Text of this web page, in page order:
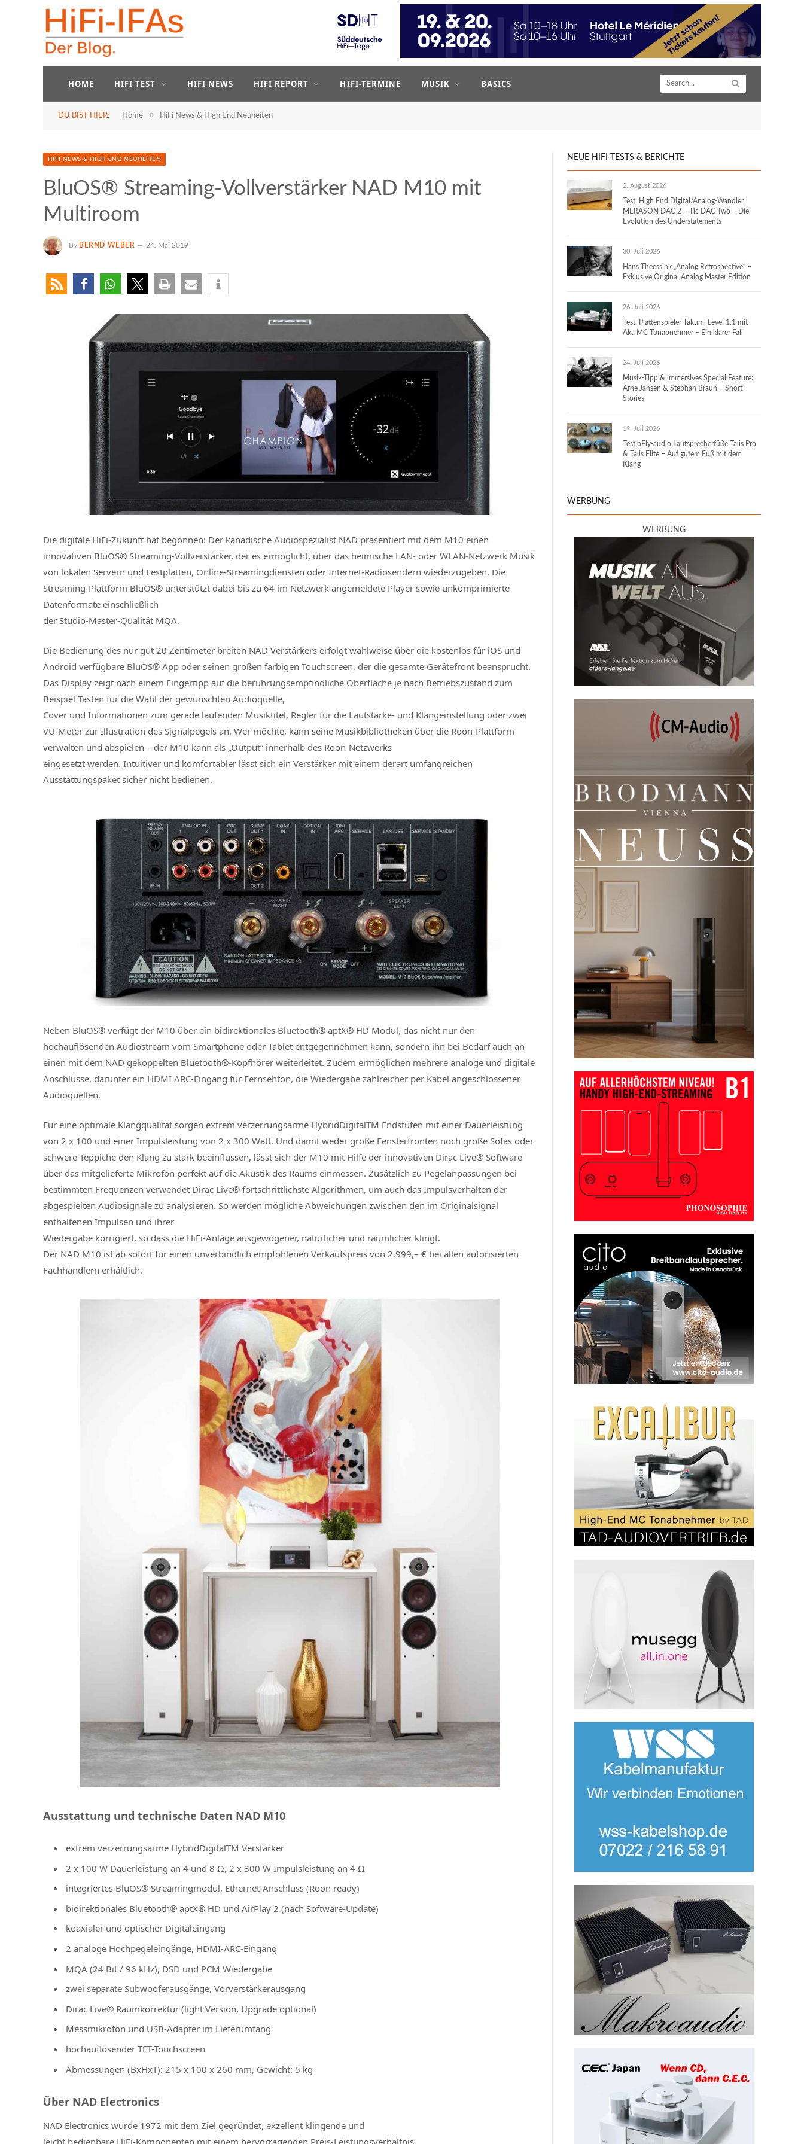
HOME HIFI TEST HIFI NEWS HIFI REPORT HIFI-TERMINE MUSIK BASICS
DU BIST HIER: Home » HiFi News & High End Neuheiten
HIFI NEWS & HIGH END NEUHEITEN
BluOS® Streaming-Vollverstärker NAD M10 mit
Multiroom
By BERND WEBER 24. Mai 2019
Die digitale HiFi-Zukunft hat begonnen: Der kanadische Audiospezialist NAD präsentiert mit dem M10 einen
innovativen BluOS® Streaming-Vollverstärker, der es ermöglicht, über das heimische LAN- oder WLAN-Netzwerk Musik
von lokalen Servern und Festplatten, Online-Streamingdiensten oder Internet-Radiosendern wiederzugeben. Die
Streaming-Plattform BluOS® unterstützt dabei bis zu 64 im Netzwerk angemeldete Player sowie unkomprimierte
Datenformate einschließlich
der Studio-Master-Qualität MQA.
Die Bedienung des nur gut 20 Zentimeter breiten NAD Verstärkers erfolgt wahlweise über die kostenlos für iOS und
Android verfügbare BluOS® App oder seinen großen farbigen Touchscreen, der die gesamte Gerätefront beansprucht.
Das Display zeigt nach einem Fingertipp auf die berührungsempfindliche Oberfläche je nach Betriebszustand zum
Beispiel Tasten für die Wahl der gewünschten Audioquelle,
Cover und Informationen zum gerade laufenden Musiktitel, Regler für die Lautstärke- und Klangeinstellung oder zwei
VU-Meter zur Illustration des Signalpegels an. Wer möchte, kann seine Musikbibliotheken über die Roon-Plattform
verwalten und abspielen – der M10 kann als „Output“ innerhalb des Roon-Netzwerks
eingesetzt werden. Intuitiver und komfortabler lässt sich ein Verstärker mit einem derart umfangreichen
Ausstattungspaket sicher nicht bedienen.
Neben BluOS® verfügt der M10 über ein bidirektionales Bluetooth® aptX® HD Modul, das nicht nur den
hochauflösenden Audiostream vom Smartphone oder Tablet entgegennehmen kann, sondern ihn bei Bedarf auch an
einen mit dem NAD gekoppelten Bluetooth®-Kopfhörer weiterleitet. Zudem ermöglichen mehrere analoge und digitale
Anschlüsse, darunter ein HDMI ARC-Eingang für Fernsehton, die Wiedergabe zahlreicher per Kabel angeschlossener
Audioquellen.
Für eine optimale Klangqualität sorgen extrem verzerrungsarme HybridDigitalTM Endstufen mit einer Dauerleistung
von 2 x 100 und einer Impulsleistung von 2 x 300 Watt. Und damit weder große Fensterfronten noch große Sofas oder
schwere Teppiche den Klang zu stark beeinflussen, lässt sich der M10 mit Hilfe der innovativen Dirac Live® Software
über das mitgelieferte Mikrofon perfekt auf die Akustik des Raums einmessen. Zusätzlich zu Pegelanpassungen bei
bestimmten Frequenzen verwendet Dirac Live® fortschrittlichste Algorithmen, um auch das Impulsverhalten der
abgespielten Audiosignale zu analysieren. So werden mögliche Abweichungen zwischen den im Originalsignal
enthaltenen Impulsen und ihrer
Wiedergabe korrigiert, so dass die HiFi-Anlage ausgewogener, natürlicher und räumlicher klingt.
Der NAD M10 ist ab sofort für einen unverbindlich empfohlenen Verkaufspreis von 2.999,– € bei allen autorisierten
Fachhändlern erhältlich.
Ausstattung und technische Daten NAD M10
extrem verzerrungsarme HybridDigitalTM Verstärker
2 x 100 W Dauerleistung an 4 und 8 Ω, 2 x 300 W Impulsleistung an 4 Ω
integriertes BluOS® Streamingmodul, Ethernet-Anschluss (Roon ready)
bidirektionales Bluetooth® aptX® HD und AirPlay 2 (nach Software-Update)
koaxialer und optischer Digitaleingang
2 analoge Hochpegeleingänge, HDMI-ARC-Eingang
MQA (24 Bit / 96 kHz), DSD und PCM Wiedergabe
zwei separate Subwooferausgänge, Vorverstärkerausgang
Dirac Live® Raumkorrektur (light Version, Upgrade optional)
Messmikrofon und USB-Adapter im Lieferumfang
hochauflösender TFT-Touchscreen
Abmessungen (BxHxT): 215 x 100 x 260 mm, Gewicht: 5 kg
Über NAD Electronics
NAD Electronics wurde 1972 mit dem Ziel gegründet, exzellent klingende und
NEUE HIFI-TESTS & BERICHTE
2. August 2026
Test: High End Digital/Analog-Wandler
MERASON DAC 2 – Tic DAC Two – Die
Evolution des Understatements
30. Juli 2026
Hans Theessink „Analog Retrospective“ –
Exklusive Original Analog Master Edition
26. Juli 2026
Test: Plattenspieler Takumi Level 1.1 mit
Aka MC Tonabnehmer – Ein klarer Fall
24. Juli 2026
Musik-Tipp & immersives Special Feature:
Arne Jansen & Stephan Braun – Short
Stories
19. Juli 2026
Test bFly-audio Lautsprecherfüße Talis Pro
& Talis Elite – Auf gutem Fuß mit dem
Klang
WERBUNG
WERBUNG